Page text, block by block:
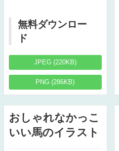
無料ダウンロー
ド
JPEG (220KB)
PNG (286KB)
おしゃれなかっこ
いい馬のイラスト